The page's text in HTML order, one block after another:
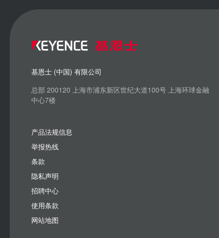
基恩士 (中国) 有限公司
总部 200120 上海市浦东新区世纪大道100号 上海环球金融
中心7楼
产品法规信息
举报热线
条款
隐私声明
招聘中心
使用条款
网站地图